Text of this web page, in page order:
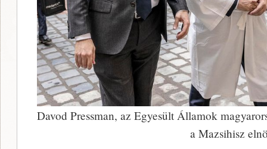
Davod Pressman, az Egyesült Államok
a Mazsihisz